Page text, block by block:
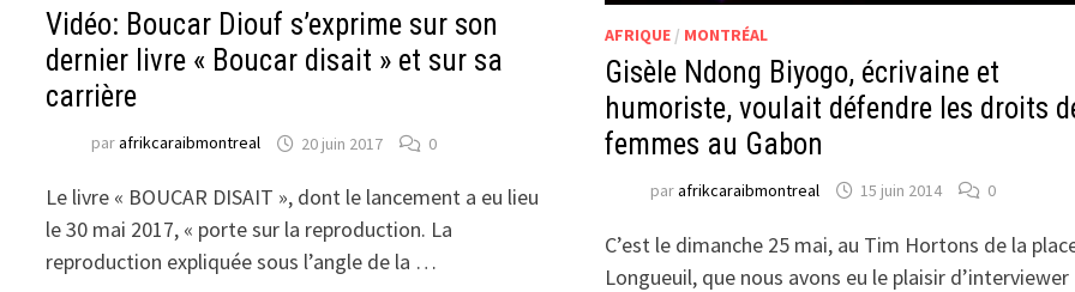
Vidéo: Boucar Diouf s’exprime sur son
dernier livre « Boucar disait » et sur sa
carrière
parafrikcaraibmontreal 20 juin 2017 0
Le livre « BOUCAR DISAIT », dont le lancement a eu lieu
le 30 mai 2017, « porte sur la reproduction. La
reproduction expliquée sous l’angle de la …
AFRIQUE/ MONTRÉAL
Gisèle Ndong Biyogo, écrivaine et
humoriste, voulait défendre les droits
femmes au Gabon
parafrikcaraibmontreal 15 juin 2014 0
C’est le dimanche 25 mai, au Tim Hortons de la
Longueuil, que nous avons eu le plaisir d’interviewer